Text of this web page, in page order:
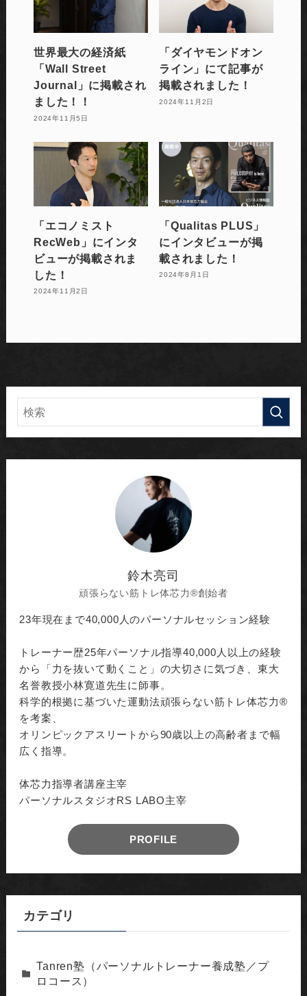
世界最大の経済紙
「Wall Street
Journal」に掲載され
ました！！
2024年11月5日
「ダイヤモンドオン
ライン」にて記事が
掲載されました！
2024年11月2日
「エコノミスト
RecWeb」にインタ
ビューが掲載されま
した！
2024年11月2日
「Qualitas PLUS」
にインタビューが掲
載されました！
2024年8月1日
鈴木亮司
頑張らない筋トレ体芯力®︎創始者
23年現在まで40,000人のパーソナルセッション経験
トレーナー歴25年パーソナル指導40,000人以上の経験
から「力を抜いて動くこと」の大切さに気づき、東大
名誉教授小林寛道先生に師事。
科学的根拠に基づいた運動法頑張らない筋トレ体芯力®︎
を考案、
オリンピックアスリートから90歳以上の高齢者まで幅
広く指導。
体芯力指導者講座主宰
パーソナルスタジオRS LABO主宰
PROFILE
カテゴリ
Tanren塾（パーソナルトレーナー養成塾／プ
ロコース）